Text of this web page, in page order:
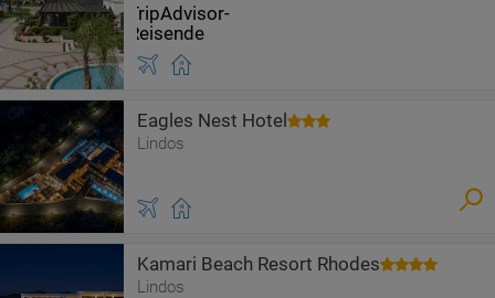
Eagles Nest Hotel
Lindos
Kamari Beach Resort Rhodes
Lindos